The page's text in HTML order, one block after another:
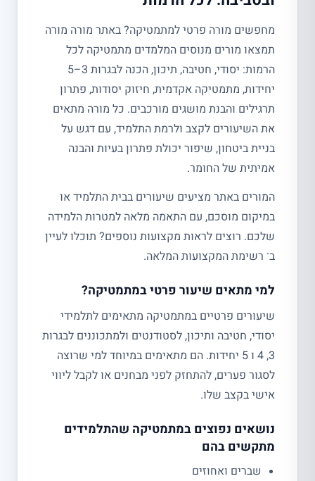
מחפשים מורה פרטי למתמטיקה? באתר מורה מורה
תמצאו מורים מנוסים המלמדים מתמטיקה לכל
הרמות: יסודי, חטיבה, תיכון, הכנה לבגרות 3–5
יחידות, מתמטיקה אקדמית, חיזוק יסודות, פתרון
תרגילים והבנת מושגים מורכבים. כל מורה מתאים
את השיעורים לקצב ולרמת התלמיד, עם דגש על
בניית ביטחון, שיפור יכולת פתרון בעיות והבנה
אמיתית של החומר.
המורים באתר מציעים שיעורים בבית התלמיד או
במיקום מוסכם, עם התאמה מלאה למטרות הלמידה
שלכם. רוצים לראות מקצועות נוספים? תוכלו לעיין
ב־ רשימת המקצועות המלאה.
למי מתאים שיעור פרטי במתמטיקה?
שיעורים פרטיים במתמטיקה מתאימים לתלמידי
יסודי, חטיבה ותיכון, לסטודנטים ולמתכוננים לבגרות
3, 4 ו 5 יחידות. הם מתאימים במיוחד למי שרוצה
לסגור פערים, להתחזק לפני מבחנים או לקבל ליווי
אישי בקצב שלו.
נושאים נפוצים במתמטיקה שהתלמידים
מתקשים בהם
שברים ואחוזים